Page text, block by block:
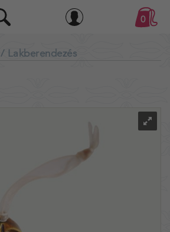
0
/ Lakberendezés